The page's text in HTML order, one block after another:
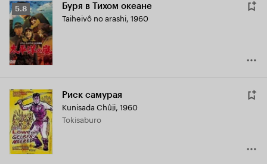
Рейтинг
Кинопоиска
5.8
5.8 Буря в Тихом океане
Taiheiyô no arashi, 1960
Риск самурая
Kunisada Chûji, 1960
Tokisaburo